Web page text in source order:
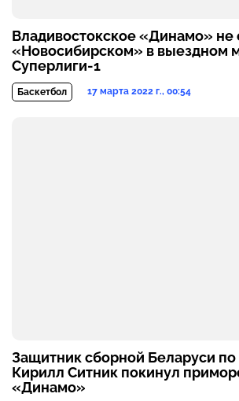
Владивостокское «Динамо» не
«Новосибирском» в выездном
Суперлиги-1
Баскетбол 17 марта 2022 г., 00:54
Защитник сборной Беларуси по
Кирилл Ситник покинул
«Динамо»